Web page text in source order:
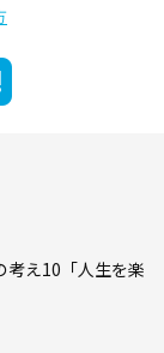
考え10「人生を楽